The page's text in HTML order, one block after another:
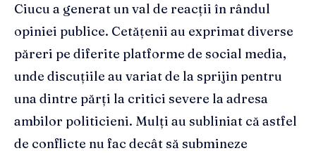
Ciucu a generat un val de reacții în rândul
opiniei publice. Cetățenii au exprimat diverse
păreri pe diferite platforme de social media,
unde discuțiile au variat de la sprijin pentru
una dintre părți la critici severe la adresa
ambilor politicieni. Mulți au subliniat că astfel
de conflicte nu fac decât să submineze